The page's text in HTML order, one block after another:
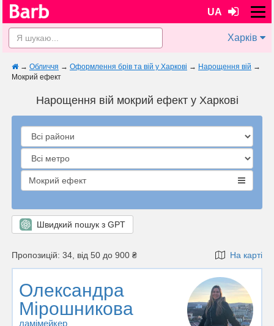
UA
Харків
→ Обличчя → Оформлення брів та вій у Харкові → Нарощення вій →
Мокрий ефект
Нарощення вій мокрий ефект у Харкові
Мокрий ефект
Швидкий пошук з GPT
Пропозицій: 34, від 50 до 900 ₴ На карті
Олександра
Мірошникова
ламімейкер